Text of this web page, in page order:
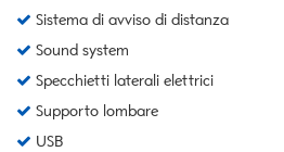
Sistema di avviso di distanza
Sound system
Specchietti laterali elettrici
Supporto lombare
USB